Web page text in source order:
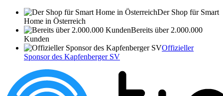
Der Shop für Smart
Home in Österreich
Bereits über 2.000.000
Kunden
Offizieller
Sponsor des Kapfenberger SV